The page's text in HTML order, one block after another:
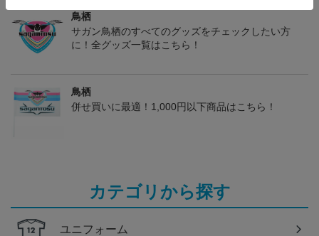
鳥栖
サガン鳥栖のすべてのグッズをチェックしたい方
に！全グッズ一覧はこちら！
鳥栖
併せ買いに最適！1,000円以下商品はこちら！
カテゴリから探す
ユニフォーム